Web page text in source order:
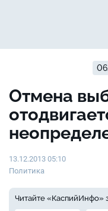
Отмена
13.12.2013 05:10
Политика
Читайте «КаспийИнфо»